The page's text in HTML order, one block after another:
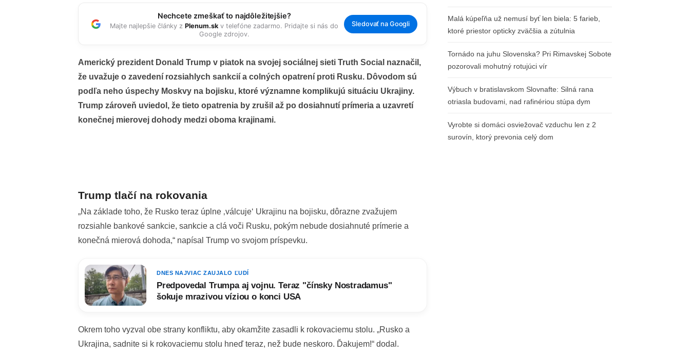
Nechcete zmeškať to najdôležitejšie?
Majte najlepšie články zPlenum.skv telefóne zadarmo. Pridajte si nás do
Google zdrojov.
Sledovať na Googli
Americký prezident Donald Trump v piatok na svojej sociálnej sieti Truth Social naznačil,
že uvažuje o zavedení rozsiahlych sankcií a colných opatrení proti Rusku. Dôvodom sú
podľa neho úspechy Moskvy na bojisku, ktoré významne komplikujú situáciu Ukrajiny.
Trump zároveň uviedol, že tieto opatrenia by zrušil až po dosiahnutí prímeria a uzavretí
konečnej mierovej dohody medzi oboma krajinami.
Trump tlačí na rokovania
„Na základe toho, že Rusko teraz úplne ‚válcuje‘ Ukrajinu na bojisku, dôrazne zvažujem
rozsiahle bankové sankcie, sankcie a clá voči Rusku, pokým nebude dosiahnuté prímerie a
konečná mierová dohoda,“ napísal Trump vo svojom príspevku.
DNES NAJVIAC ZAUJALO ĽUDÍ
Predpovedal Trumpa aj vojnu. Teraz "čínsky Nostradamus"
šokuje mrazivou víziou o konci USA
Okrem toho vyzval obe strany konfliktu, aby okamžite zasadli k rokovaciemu stolu. „Rusko a
Ukrajina, sadnite si k rokovaciemu stolu hneď teraz, než bude neskoro. Ďakujem!“ dodal.
Malá kúpeľňa už nemusí byť len biela: 5 farieb,
ktoré priestor opticky zväčšia a zútulnia
Tornádo na juhu Slovenska? Pri Rimavskej Sobote
pozorovali mohutný rotujúci vír
Výbuch v bratislavskom Slovnafte: Silná rana
otriasla budovami, nad rafinériou stúpa dym
Vyrobte si domáci osviežovač vzduchu len z 2
surovín, ktorý prevonia celý dom